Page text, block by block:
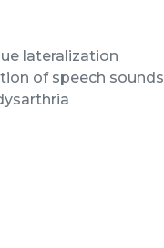
lateralization
of speech sounds